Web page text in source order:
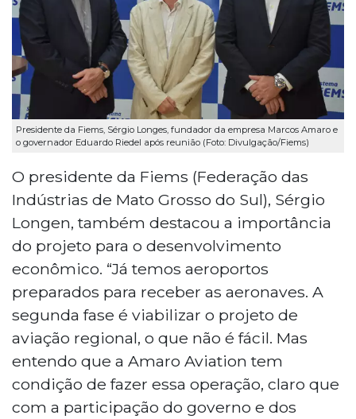
Presidente da Fiems, Sérgio Longes, fundador da empresa Marcos Amaro e
o governador Eduardo Riedel após reunião (Foto: Divulgação/Fiems)
O presidente da Fiems (Federação das
Indústrias de Mato Grosso do Sul), Sérgio
Longen, também destacou a importância
do projeto para o desenvolvimento
econômico. “Já temos aeroportos
preparados para receber as aeronaves. A
segunda fase é viabilizar o projeto de
aviação regional, o que não é fácil. Mas
entendo que a Amaro Aviation tem
condição de fazer essa operação, claro que
com a participação do governo e dos